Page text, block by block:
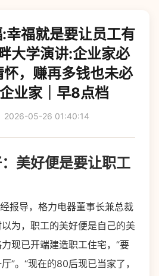
幸福就是要让员工有
大学演讲:企业家必
，赚再多钱也未必
业家｜早8点档
2026-05-26 01:40:14
美好便是要让职工
报导，格力电器董事长兼总裁
为，职工的美好便是自己的美
现已开端建造职工住宅，“要
”。“现在的80后现已当家了，